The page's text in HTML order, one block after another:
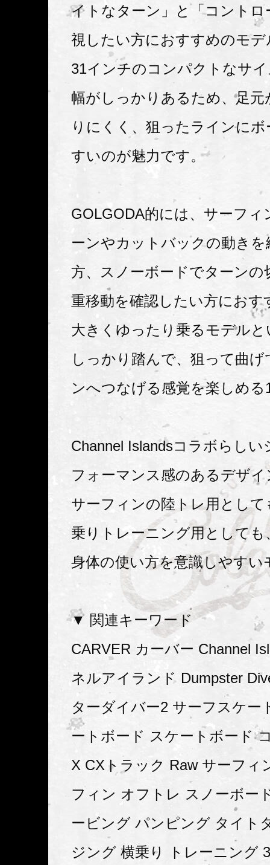
イトなターン」と「コントロ
視したい方におすすめのモデ
31インチのコンパクトなサ
幅がしっかりあるため、足元
りにくく、狙ったラインに
すいのが魅力です。
GOLGODA的には、サーフィ
ーンやカットバックの動き
方、スノーボードでターンの
重移動を確認したい方におす
大きくゆったり乗るモデル
しっかり踏んで、狙って曲
ンへつなげる感覚を楽しめる
Channel Islandsコラボらし
フォーマンス感のあるデザイ
サーフィンの陸トレ用として
乗りトレーニング用として
身体の使い方を意識しやすい
▼ 関連キーワード
CARVER カーバー Channel
ネルアイランド Dumpster
ターダイバー2 サーフスケー
ートボード スケートボード
X CXトラック Raw サーフィ
フィン オフトレ スノーボー
ービング パンピング タイト
ジング 横乗り トレーニング